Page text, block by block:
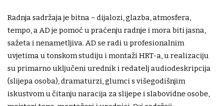
Radnja sadržaja je bitna – dijalozi, glazba, atmosfera,
tempo, a AD je pomoć u praćenju radnje i mora biti jasna,
sažeta i nenametljiva. AD se radi u profesionalnim
uvjetima u tonskom studiju i montaži HRT-a, u realizaciju
su primarno uključeni urednik i redatelj audiodeskripcija
(slijepa osoba), dramaturzi, glumci s višegodišnjim
iskustvom u čitanju naracija za slijepe i slabovidne osobe,